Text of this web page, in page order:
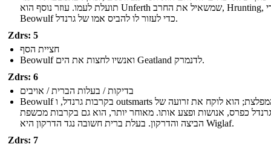
תועלת לעמו. עוזר נוסף הוא Unferth שמשאיל את החרב, Hrunting, כדי
Beowulf כדי לעזור לו להביס אמו של גרנדל.
Zdrs: 5
חציית הסף
Beowulf ואנשיו לחצות את הים Geatland לדנמרק.
Zdrs: 6
בדיקות / בעלות הברית / אויבים
Beowulf בקרבות גרנדל, ו outsmarts המפלצת; הוא לוקח את זרועה של
גרנדל כפרס, אנושות ופצע אותו. מאוחר יותר, הוא גם בקרבות מכשפת
הביצה והדרקון. בעלת ברית חשובה נגד הדרקון היא Wiglaf.
Zdrs: 7